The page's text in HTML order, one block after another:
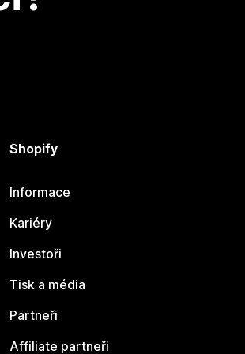
Shopify
Informace
Kariéry
Investoři
Tisk a média
Partneři
Affiliate partneři